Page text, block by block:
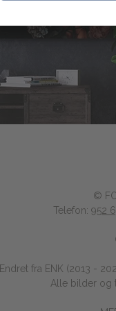
©
Telefon: 952
Endret fra ENK (2013 -
Alle bilder og